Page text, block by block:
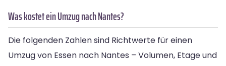
Was kostet ein Umzug nach Nantes?
Die folgenden Zahlen sind Richtwerte für einen
Umzug von Essen nach Nantes – Volumen, Etage und